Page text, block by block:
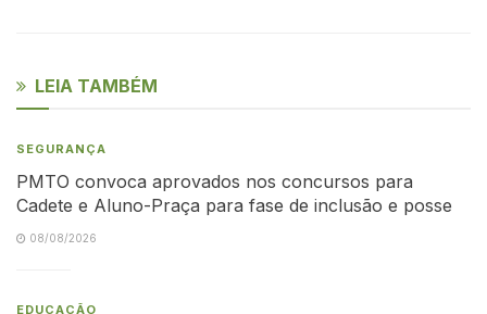
LEIA TAMBÉM
SEGURANÇA
PMTO convoca aprovados nos concursos para
Cadete e Aluno-Praça para fase de inclusão e posse
08/08/2026
EDUCAÇÃO